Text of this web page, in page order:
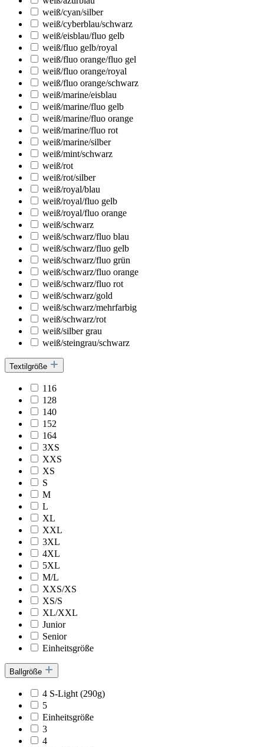
weiß/cyan/silber
weiß/cyberblau/schwarz
weiß/eisblau/fluo gelb
weiß/fluo gelb/royal
weiß/fluo orange/fluo gel
weiß/fluo orange/royal
weiß/fluo orange/schwarz
weiß/marine/eisblau
weiß/marine/fluo gelb
weiß/marine/fluo orange
weiß/marine/fluo rot
weiß/marine/silber
weiß/mint/schwarz
weiß/rot
weiß/rot/silber
weiß/royal/blau
weiß/royal/fluo gelb
weiß/royal/fluo orange
weiß/schwarz
weiß/schwarz/fluo blau
weiß/schwarz/fluo gelb
weiß/schwarz/fluo grün
weiß/schwarz/fluo orange
weiß/schwarz/fluo rot
weiß/schwarz/gold
weiß/schwarz/mehrfarbig
weiß/schwarz/rot
weiß/silber grau
weiß/steingrau/schwarz
Textilgröße
116
128
140
152
164
3XS
XXS
XS
S
M
L
XL
XXL
3XL
4XL
5XL
M/L
XXS/XS
XS/S
XL/XXL
Junior
Senior
Einheitsgröße
Ballgröße
4 S-Light (290g)
5
Einheitsgröße
3
4